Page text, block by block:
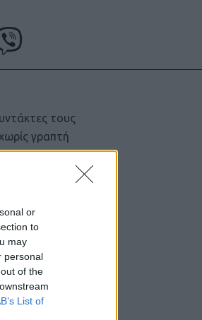
or
to
may
personal
of the
List of
τους
γραπτή
το